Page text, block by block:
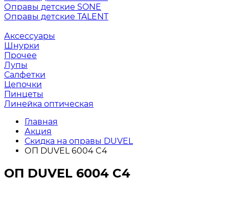
Оправы детские SONE
Оправы детские TALENT
Аксессуары
Шнурки
Прочее
Лупы
Салфетки
Цепочки
Пинцеты
Линейка оптическая
Главная
Акция
Скидка на оправы DUVEL
ОП DUVEL 6004 C4
ОП DUVEL 6004 C4